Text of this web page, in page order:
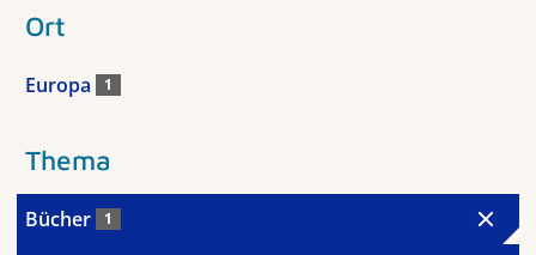
Ort
Europa 1
Thema
Bücher 1